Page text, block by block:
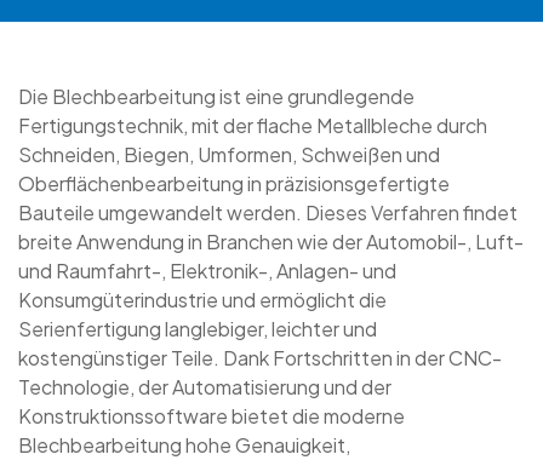
Die Blechbearbeitung ist eine grundlegende
Fertigungstechnik, mit der flache Metallbleche durch
Schneiden, Biegen, Umformen, Schweißen und
Oberflächenbearbeitung in präzisionsgefertigte
Bauteile umgewandelt werden. Dieses Verfahren findet
breite Anwendung in Branchen wie der Automobil-, Luft-
und Raumfahrt-, Elektronik-, Anlagen- und
Konsumgüterindustrie und ermöglicht die
Serienfertigung langlebiger, leichter und
kostengünstiger Teile. Dank Fortschritten in der CNC-
Technologie, der Automatisierung und der
Konstruktionssoftware bietet die moderne
Blechbearbeitung hohe Genauigkeit,